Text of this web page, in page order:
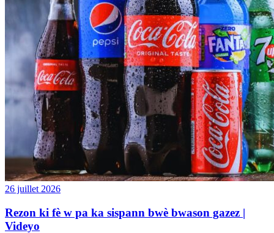
26 juillet 2026
Rezon ki fè w pa ka sispann bwè bwason gazez |
Videyo